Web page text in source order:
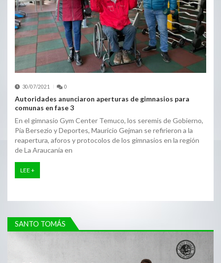
30/07/2021 0
Autoridades anunciaron aperturas de gimnasios para
comunas en fase 3
En el gimnasio Gym Center Temuco, los seremis de Gobierno,
Pía Bersezio y Deportes, Mauricio Gejman se refirieron a la
reapertura, aforos y protocolos de los gimnasios en la región
de La Araucanía en
LEE +
SANTO TOMÁS